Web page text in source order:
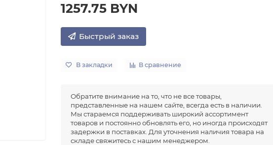
1257.75 BYN
Быстрый заказ
В закладки В сравнение
Обратите внимание на то, что не все товары,
представленные на нашем сайте, всегда есть в наличии.
Мы стараемся поддерживать широкий ассортимент
товаров и постоянно обновлять его, но иногда происходят
задержки в поставках. Для уточнения наличия товара на
складе свяжитесь с нашим менеджером.